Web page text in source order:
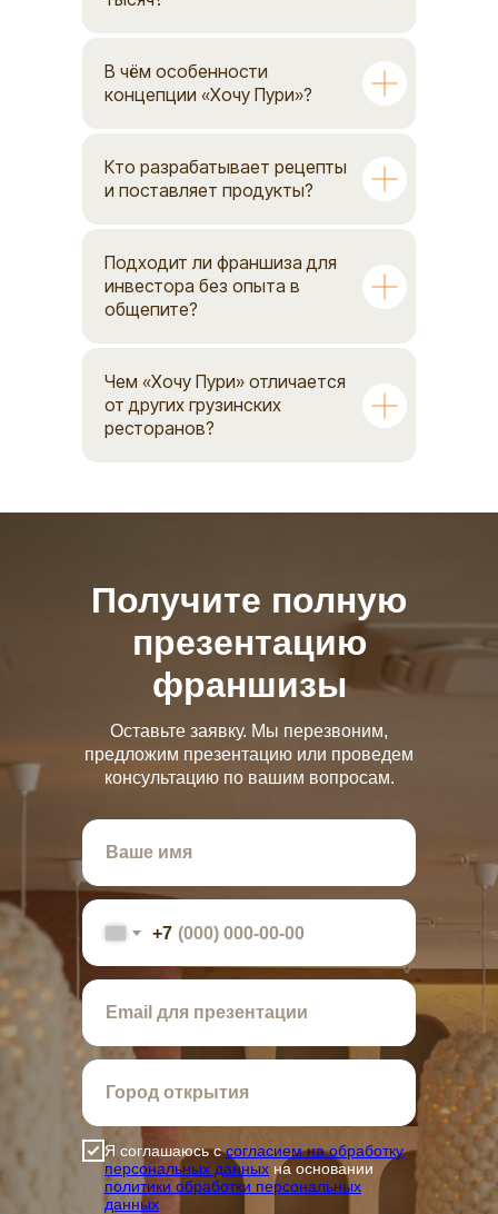
В чём особенности
концепции «Хочу Пури»?
Кто разрабатывает рецепты
и поставляет продукты?
Подходит ли франшиза для
инвестора без опыта в
общепите?
Чем «Хочу Пури» отличается
от других грузинских
ресторанов?
Оставьте заявку. Мы перезвоним,
предложим презентацию или проведем
консультацию по вашим вопросам.
Получите полную
презентацию
франшизы
+7
Я соглашаюсь ссогласием на обработку
персональных данных на основании
политики обработки персональных
данных